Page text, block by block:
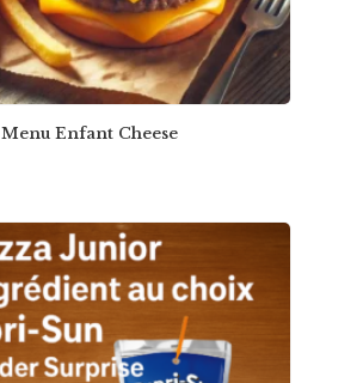
Menu Enfant Cheese